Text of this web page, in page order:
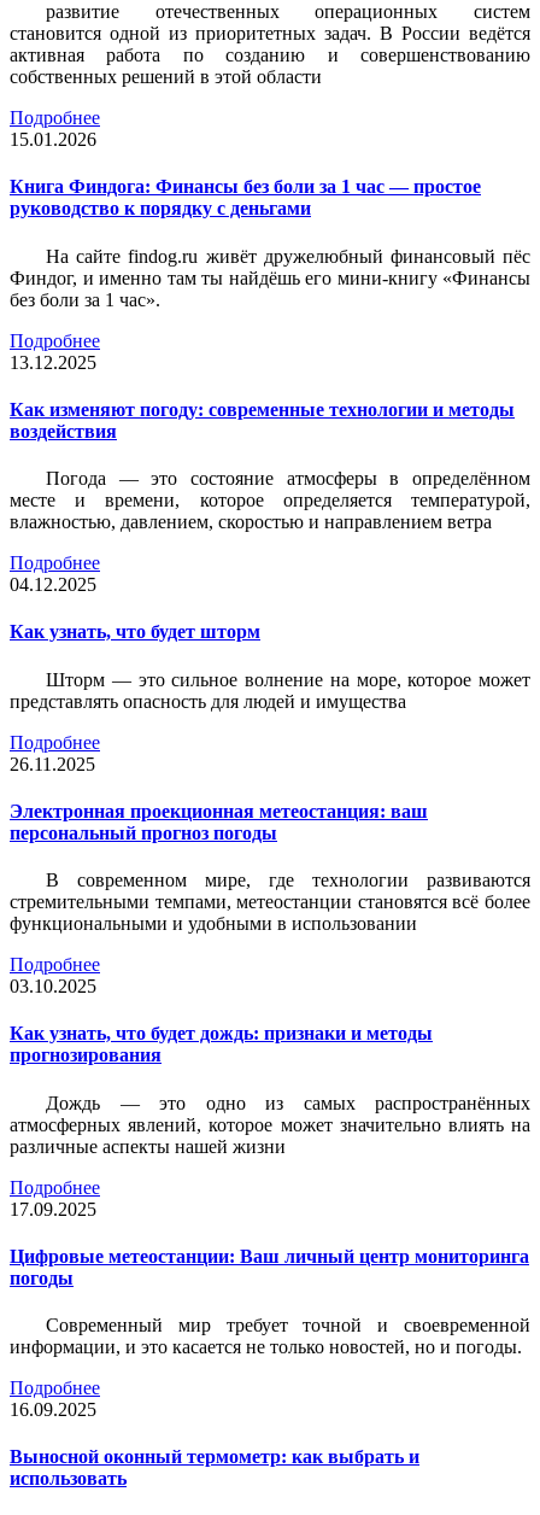
развитие отечественных операционных систем
становится одной из приоритетных задач. В России ведётся
активная работа по созданию и совершенствованию
собственных решений в этой области
Подробнее
15.01.2026
Книга Финдога: Финансы без боли за 1 час — простое
руководство к порядку с деньгами
На сайте findog.ru живёт дружелюбный финансовый пёс
Финдог, и именно там ты найдёшь его мини‑книгу «Финансы
без боли за 1 час».
Подробнее
13.12.2025
Как изменяют погоду: современные технологии и методы
воздействия
Погода — это состояние атмосферы в определённом
месте и времени, которое определяется температурой,
влажностью, давлением, скоростью и направлением ветра
Подробнее
04.12.2025
Как узнать, что будет шторм
Шторм — это сильное волнение на море, которое может
представлять опасность для людей и имущества
Подробнее
26.11.2025
Электронная проекционная метеостанция: ваш
персональный прогноз погоды
В современном мире, где технологии развиваются
стремительными темпами, метеостанции становятся всё более
функциональными и удобными в использовании
Подробнее
03.10.2025
Как узнать, что будет дождь: признаки и методы
прогнозирования
Дождь — это одно из самых распространённых
атмосферных явлений, которое может значительно влиять на
различные аспекты нашей жизни
Подробнее
17.09.2025
Цифровые метеостанции: Ваш личный центр мониторинга
погоды
Современный мир требует точной и своевременной
информации, и это касается не только новостей, но и погоды.
Подробнее
16.09.2025
Выносной оконный термометр: как выбрать и
использовать